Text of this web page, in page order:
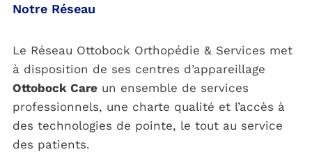
Notre Réseau
Le Réseau Ottobock Orthopédie & Services met
à disposition de ses centres d’appareillage
Ottobock Careun ensemble de services
professionnels, une charte qualité et l’accès à
des technologies de pointe, le tout au service
des patients.